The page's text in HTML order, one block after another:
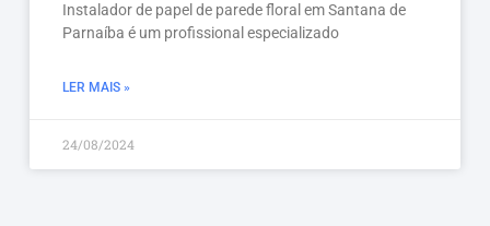
Instalador de papel de parede floral em Santana de
Parnaíba é um profissional especializado
LER MAIS »
24/08/2024